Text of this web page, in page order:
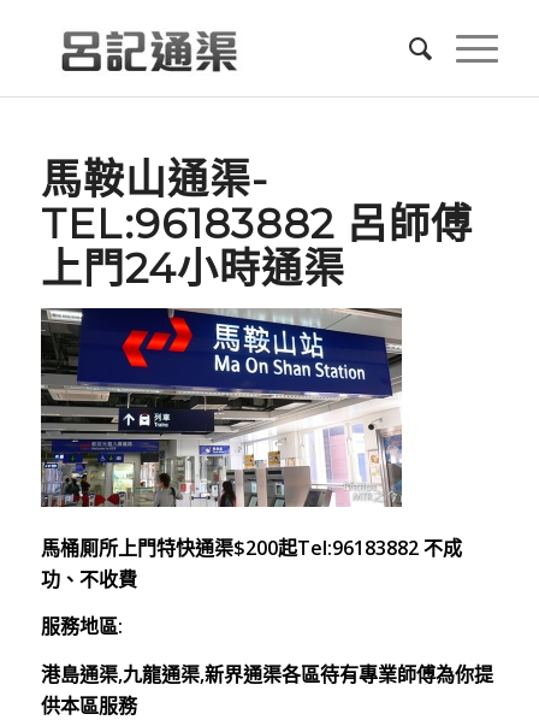
馬鞍山通渠-
TEL:96183882 呂師傅
上門24小時通渠
馬桶厠所上門特快通渠$200起Tel:96183882 不成
功、不收費
服務地區:
港島通渠,九龍通渠,新界通渠各區待有專業師傅為你提
供本區服務